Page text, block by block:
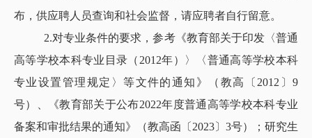
布，供应聘人员查询和社会监督，请应聘者自行留意。
2.对专业条件的要求，参考《教育部关于印发〈普通
高等学校本科专业目录（2012年）〉〈普通高等学校本科
专业设置管理规定〉等文件的通知》（教高〔2012〕9
号）、《教育部关于公布2022年度普通高等学校本科专业
备案和审批结果的通知》（教高函〔2023〕3号）；研究生